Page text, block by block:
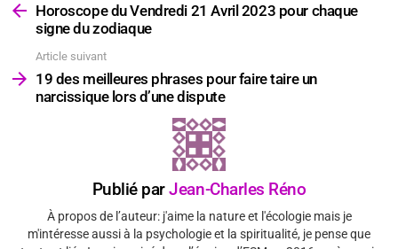
plus
Horoscope du Vendredi 21 Avril 2023 pour chaque
signe du zodiaque
Article suivant
19 des meilleures phrases pour faire taire un
narcissique lors d’une dispute
Publié parJean-Charles Réno
À propos de l’auteur: j'aime la nature et l'écologie mais je
m'intéresse aussi à la psychologie et la spiritualité, je pense que